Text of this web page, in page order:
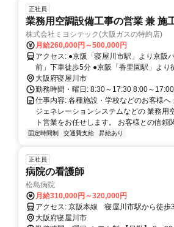
正社員
業務用空調設備工事の営業 兼 施
株式会社ミヨシテック(大阪ガスの特約店)
月給260,000円～500,000円
アクセス: ●京阪「寝屋川市駅」より京阪バス「石津」下車徒歩2分 ●「菅原神社
前」下車徒歩5分 ●京阪「香里園駅」よ
大阪府寝屋川市
勤務時間・曜日: 8:30～17:30 8:00～
仕事内容: 各種施設・学校などのお客様
ジェネレーションシステムなどの 業務用
ト営業をお任せします。 お客様との信頼
固定時間制 交通費支給 昇給あり
正社員
病院の看護師
松島病院
月給310,000円～320,000円
大阪府寝屋川市